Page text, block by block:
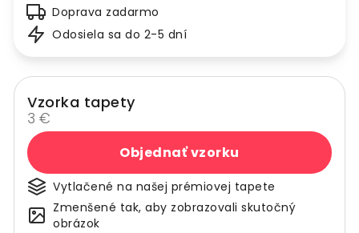
Doprava zadarmo
Odosiela sa do 2-5 dní
Vzorka tapety
3 €
Objednať vzorku
Vytlačené na našej prémiovej tapete
Zmenšené tak, aby zobrazovali skutočný
obrázok